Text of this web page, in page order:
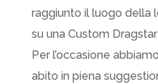
raggiunto il luogo della
su una Custom
Per l’occasione
abito in piena